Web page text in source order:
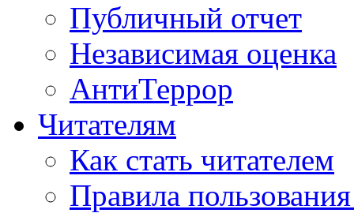
Публичный отчет
Независимая оценка
АнтиТеррор
Читателям
Как стать читателем
Правила